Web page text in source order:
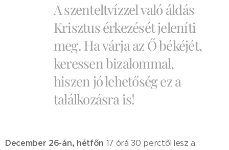
A szenteltvízzel való áldás
Krisztus érkezését jeleníti
meg. Ha várja az Ő békéjét,
keressen bizalommal,
hiszen jó lehetőség ez a
találkozásra is!
December 26-án, hétfőn 17 órá 30 perctől lesz a